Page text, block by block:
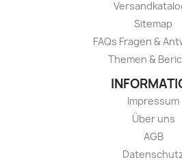
Sitemap
FAQs Fragen &
Themen &
Impressum
Über uns
AGB